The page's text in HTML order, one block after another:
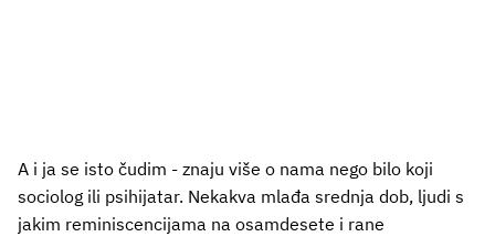
A i ja se isto čudim - znaju više o nama nego bilo koji
sociolog ili psihijatar. Nekakva mlađa srednja dob, ljudi s
jakim reminiscencijama na osamdesete i rane